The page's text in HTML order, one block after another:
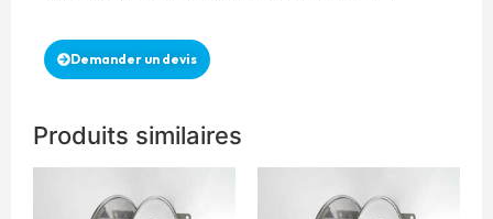
Demander un devis
Produits similaires